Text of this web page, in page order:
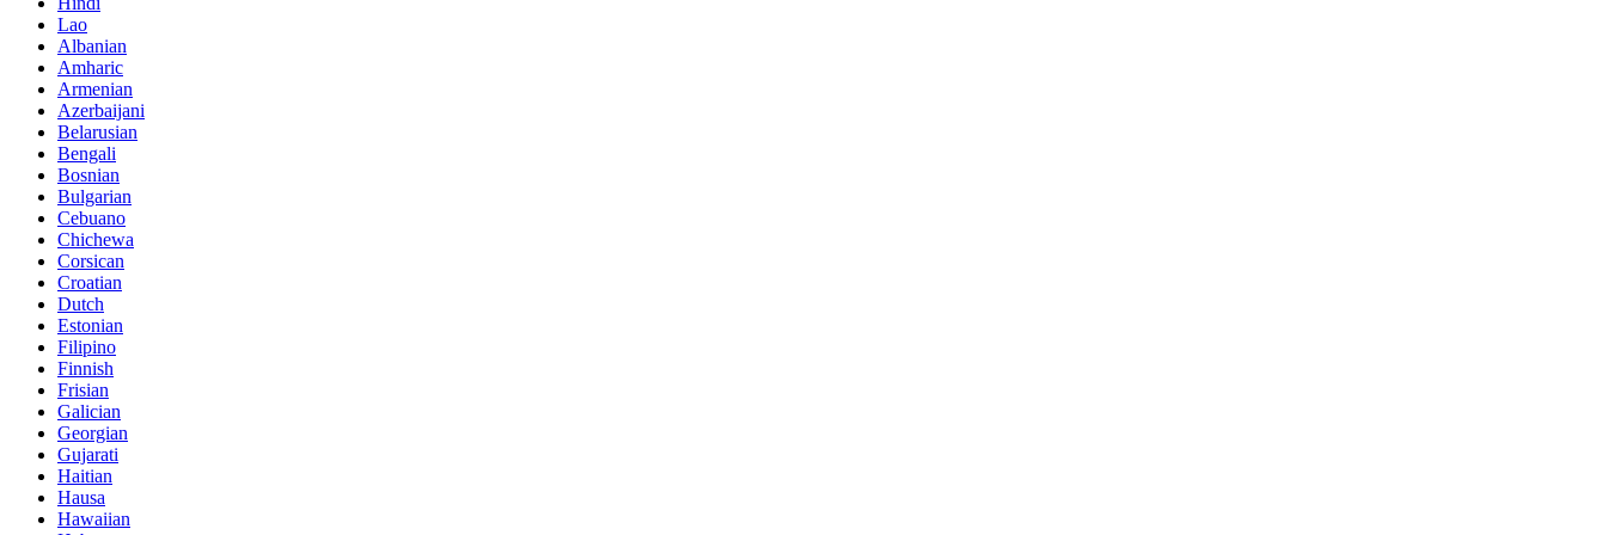
Lao
Albanian
Amharic
Armenian
Azerbaijani
Belarusian
Bengali
Bosnian
Bulgarian
Cebuano
Chichewa
Corsican
Croatian
Dutch
Estonian
Filipino
Finnish
Frisian
Galician
Georgian
Gujarati
Haitian
Hausa
Hawaiian